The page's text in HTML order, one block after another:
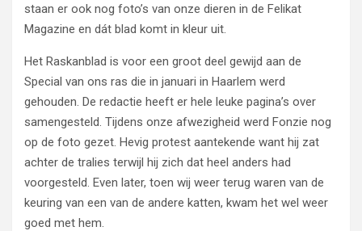
staan er ook nog foto’s van onze dieren in de Felikat
Magazine en dát blad komt in kleur uit.
Het Raskanblad is voor een groot deel gewijd aan de
Special van ons ras die in januari in Haarlem werd
gehouden. De redactie heeft er hele leuke pagina’s over
samengesteld. Tijdens onze afwezigheid werd Fonzie nog
op de foto gezet. Hevig protest aantekende want hij zat
achter de tralies terwijl hij zich dat heel anders had
voorgesteld. Even later, toen wij weer terug waren van de
keuring van een van de andere katten, kwam het wel weer
goed met hem.